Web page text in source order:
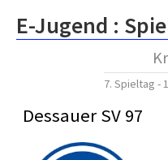
E-Jugend :
7. Spieltag -
Dessauer SV 97